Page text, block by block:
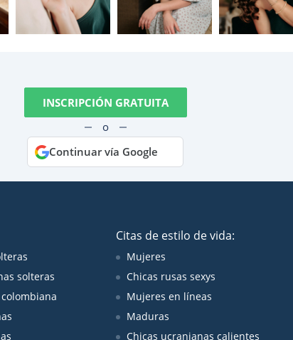
INSCRIPCIÓN GRATUITA
o
Continuar vía Google
solteras
Citas de estilo de vida:
Mujeres
Chicas rusas sexys
Mujeres en líneas
Maduras
Chicas ucranianas calientes